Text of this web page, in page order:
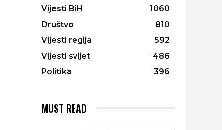
Vijesti BiH
1060
Društvo
810
Vijesti regija
592
Vijesti svijet
486
Politika
396
MUST READ